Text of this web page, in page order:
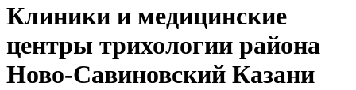
Клиники и медицинские
центры трихологии района
Ново-Савиновский Казани